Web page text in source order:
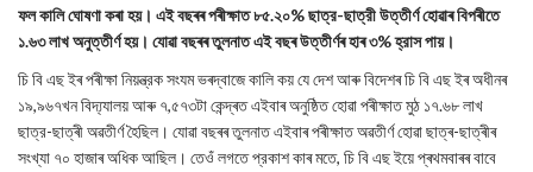
ফল কালি ঘোষণা কৰা হয়। এই বছৰৰ পৰীক্ষাত ৮৫.২০% ছাত্র-ছাত্রী উত্তীৰ্ণ হোৱাৰ বিপৰীতে
১.৬৩ লাখ অনুত্তীর্ণ হয়। যোৱা বছৰৰ তুলনাত এই বছৰ উত্তীৰ্ণৰ হাৰ ৩% হ্রাস পায়।
চি বি এছ ইৰ পৰীক্ষা নিয়ন্ত্রক সংযম ভৰদ্বাজে কালি কয় যে দেশ আৰু বিদেশৰ চি বি এছ ইৰ অধীনৰ
১৯,৯৬৭খন বিদ্য্যালয় আৰু ৭,৫৭৩টা কেন্দ্ৰত এইবাৰ অনুষ্ঠিত হোৱা পৰীক্ষাত মুঠ ১৭.৬৮ লাখ
ছাত্র-ছাত্ৰী অৱতীৰ্ণ হৈছিল। যোৱা বছৰৰ তুলনাত এইবাৰ পৰীক্ষাত অৱতীৰ্ণ হোৱা ছাত্ৰ-ছাত্ৰীৰ
সংখ্যা ৭০ হাজাৰ অধিক আছিল। তেওঁ লগতে প্রকাশ কাৰ মতে, চি বি এছ ইয়ে প্ৰথমবাৰৰ বাবে